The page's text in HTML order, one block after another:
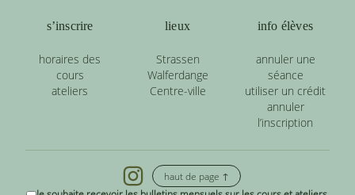
s’inscrire
horaires des
cours
ateliers
lieux
Strassen
Walferdange
Centre-ville
info élèves
annuler une
séance
utiliser un crédit
annuler
l’inscription
haut de page ↑